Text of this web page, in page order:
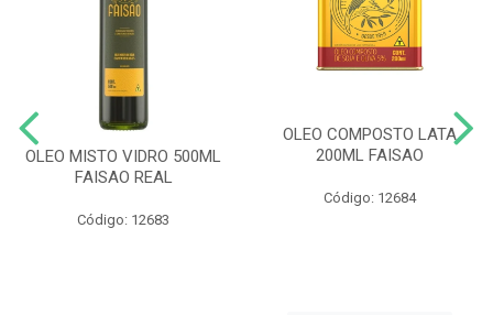
OLEO MISTO VIDRO 500ML
FAISAO REAL
Código: 12683
OLEO COMPOSTO LATA
200ML FAISAO
Código: 12684